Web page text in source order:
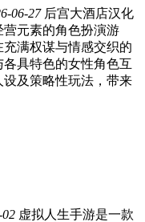
06-27 后宫大酒店汉化
元素的角色扮演游
满权谋与情感交织的
具特色的女性角色互
及策略性玩法，带来
02 虚拟人生手游是一款